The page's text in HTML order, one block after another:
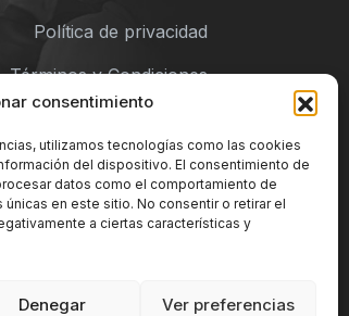
consentimiento
utilizamos tecnologías como las cookies
del dispositivo. El consentimiento de
datos como el comportamiento de
en este sitio. No consentir o retirar el
a ciertas características y
Denegar Ver preferencias
Política de privacidad
Términos y Condiciones
| Vitoria-Gasteiz.